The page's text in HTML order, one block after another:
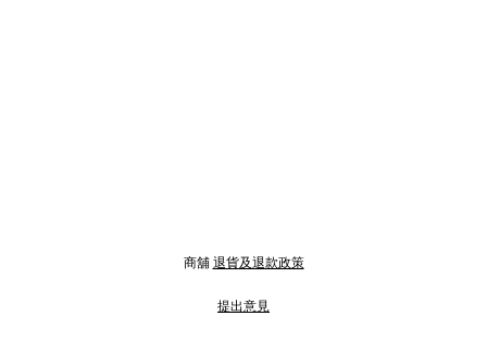
商舖 退貨及退款政策
提出意見